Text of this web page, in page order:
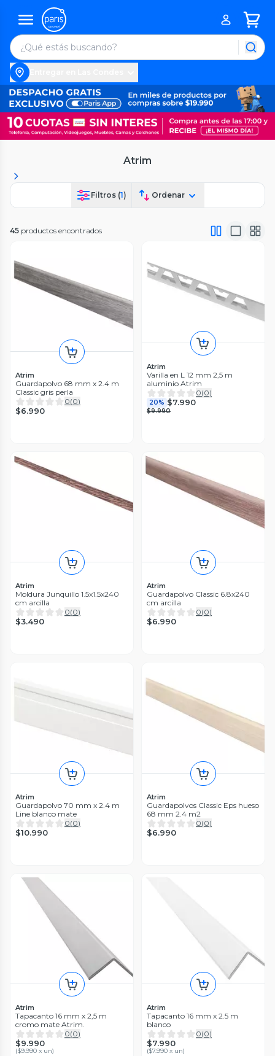
Atrim
Filtros (1) Ordenar
45 productos encontrados
Atrim
Guardapolvo 68 mm x 2.4 m
Classic gris perla
0(0)
$6.990
Atrim
Varilla en L 12 mm 2,5 m
aluminio Atrim
0(0)
20% $7.990
$9.990
Atrim
Moldura Junquillo 1.5x1.5x240
cm arcilla
0(0)
$3.490
Atrim
Guardapolvo Classic 6.8x240
cm arcilla
0(0)
$6.990
Atrim
Guardapolvo 70 mm x 2.4 m
Line blanco mate
0(0)
$10.990
Atrim
Guardapolvos Classic Eps hueso
68 mm 2.4 m2
0(0)
$6.990
Atrim
Tapacanto 16 mm x 2,5 m
cromo mate Atrim.
0(0)
$9.990
($9.990 x un)
Atrim
Tapacanto 16 mm x 2.5 m
blanco
0(0)
$7.990
($7.990 x un)